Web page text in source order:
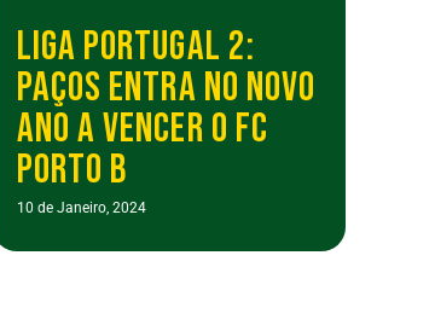
LIGA PORTUGAL 2:
PAÇOS ENTRA NO NOVO
ANO A VENCER O FC
PORTO B
10 de Janeiro, 2024